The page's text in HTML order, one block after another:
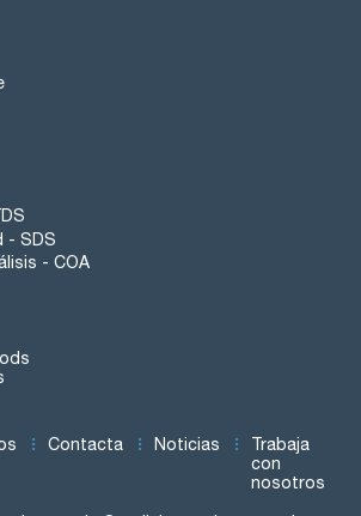
- SDS
- COA
Contacta Noticias
Trabaja
con
nosotros